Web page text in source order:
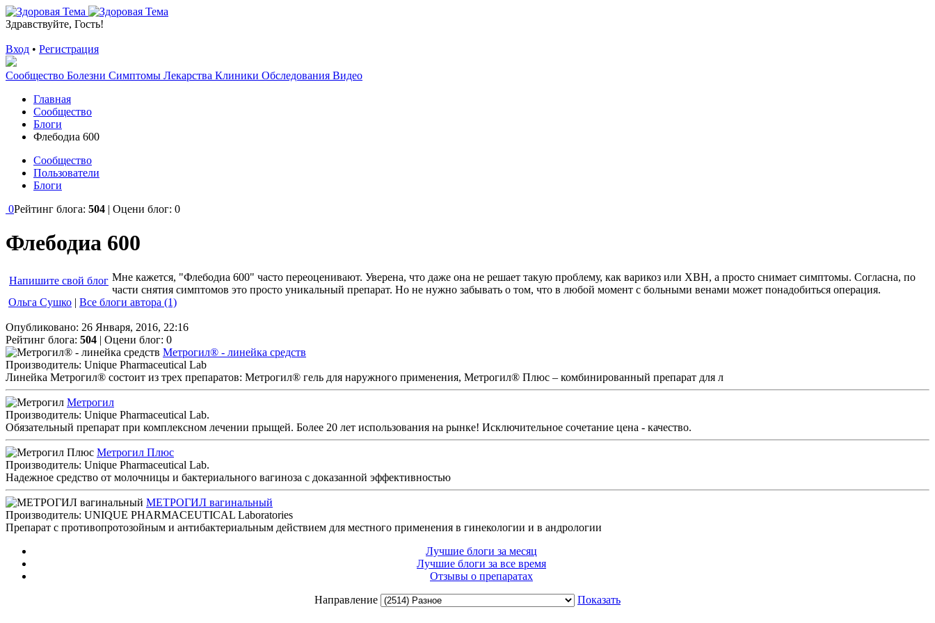
Здравствуйте, Гость!
Вход • Регистрация
Сообщество Болезни Симптомы Лекарства Клиники Обследования Видео
Главная
Сообщество
Блоги
Флебодиа 600
Сообщество
Пользователи
Блоги
0Рейтинг блога: 504 | Оцени блог: 0
Флебодиа 600
Напишите свой блог Мне кажется, "Флебодиа 600" часто переоценивают. Уверена, что даже она не решает такую проблему, как варикоз или ХВН, а просто снимает симптомы. Согласна, по
части снятия симптомов это просто уникальный препарат. Но не нужно забывать о том, что в любой момент с больными венами может понадобиться операция.
Ольга Сушко | Все блоги автора (1)
Опубликовано: 26 Января, 2016, 22:16
Рейтинг блога: 504 | Оцени блог: 0
Метрогил® - линейка средств
Производитель: Unique Pharmaceutical Lab
Линейка Метрогил® состоит из трех препаратов: Метрогил® гель для наружного применения, Метрогил® Плюс – комбинированный препарат для л
Метрогил
Производитель: Unique Pharmaceutical Lab.
Обязательный препарат при комплексном лечении прыщей. Более 20 лет использования на рынке! Исключительное сочетание цена - качество.
Метрогил Плюс
Производитель: Unique Pharmaceutical Lab.
Надежное средство от молочницы и бактериального вагиноза с доказанной эффективностью
МЕТРОГИЛ вагинальный
Производитель: UNIQUE PHARMACEUTICAL Laboratories
Препарат с противопротозойным и антибактериальным действием для местного применения в гинекологии и в андрологии
Лучшие блоги за месяц
Лучшие блоги за все время
Отзывы о препаратах
Направление
Показать